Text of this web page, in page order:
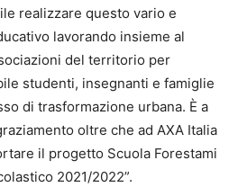
realizzare questo vario e
lavorando insieme al
del territorio per
studenti, insegnanti e famiglie
di trasformazione urbana. È a
oltre che ad AXA Italia
il progetto Scuola Forestami
2021/2022”.